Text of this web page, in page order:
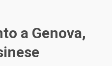
a Genova,